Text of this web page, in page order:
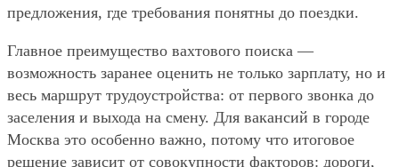
предложения, где требования понятны до поездки.
Главное преимущество вахтового поиска —
возможность заранее оценить не только зарплату, но и
весь маршрут трудоустройства: от первого звонка до
заселения и выхода на смену. Для вакансий в городе
Москва это особенно важно, потому что итоговое
решение зависит от совокупности факторов: дороги,